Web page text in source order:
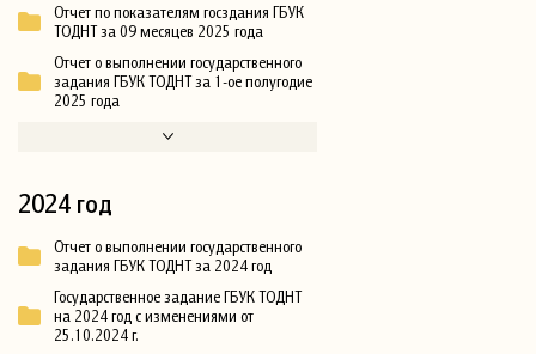
Отчет по показателям госздания ГБУК
ТОДНТ за 09 месяцев 2025 года
Отчет о выполнении государственного
задания ГБУК ТОДНТ за 1-ое полугодие
2025 года
2024 год
Отчет о выполнении государственного
задания ГБУК ТОДНТ за 2024 год
Государственное задание ГБУК ТОДНТ
на 2024 год с изменениями от
25.10.2024 г.